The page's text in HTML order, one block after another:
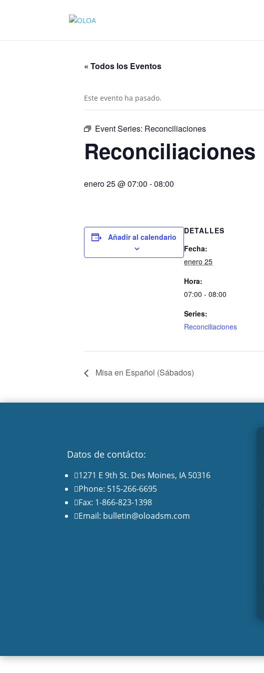
« Todos los Eventos
Este evento ha pasado.
Event Series: Reconciliaciones
Reconciliaciones
enero 25 @ 07:00 -08:00
Añadir al calendario
DETALLES
Fecha:
enero 25
Hora:
07:00 - 08:00
Series:
Reconciliaciones
Misa en Español (Sábados)
Datos de contácto:
1271 E 9th St. Des Moines, IA 50316
Phone: 515-266-6695
Fax: 1-866-823-1398
Email: bulletin@oloadsm.com